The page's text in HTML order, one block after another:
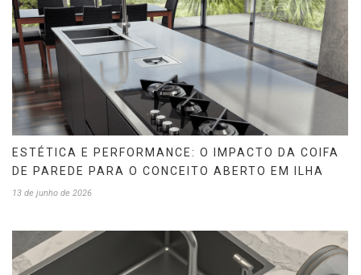
ESTÉTICA E PERFORMANCE: O IMPACTO DA COIFA
DE PAREDE PARA O CONCEITO ABERTO EM ILHA
13 de junho de 2026